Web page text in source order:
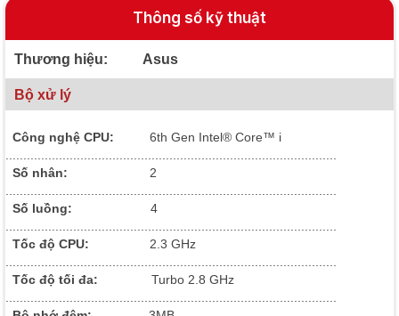
Thông số kỹ thuật
Thương hiệu: Asus
Bộ xử lý
Công nghệ CPU: 6th Gen Intel® Core™ i
Số nhân:
2
Số luồng: 4
Tốc độ CPU: 2.3 GHz
Tốc độ tối đa: Turbo 2.8 GHz